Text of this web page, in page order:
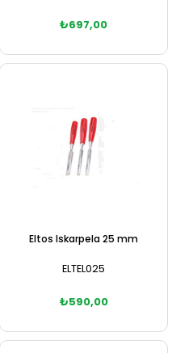
₺697,00
Eltos Iskarpela 25 mm
ELTEL025
₺590,00